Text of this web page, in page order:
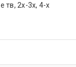
тв, 2х-3х, 4-х